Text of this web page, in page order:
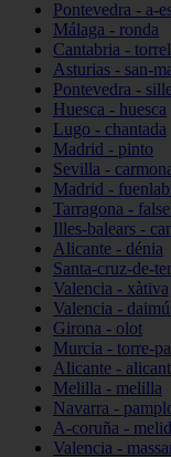
Pontevedra - a-
Málaga - ronda
Cantabria -
Asturias - san-
Pontevedra -
Huesca - huesca
Lugo - chantada
Madrid - pinto
Sevilla -
Madrid -
Tarragona -
Illes-balears -
Alicante - dénia
Santa-cruz-de-
Valencia - xàtiva
Valencia -
Girona - olot
Murcia - torre-
Alicante -
Melilla - melilla
Navarra -
A-coruña -
Valencia -